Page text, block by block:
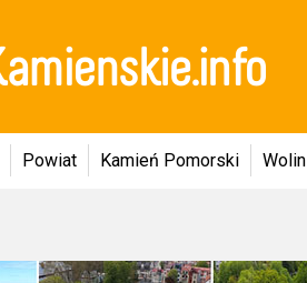
Powiat Kamień Pomorski Wolin